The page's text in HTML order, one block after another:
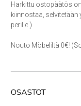
Harkittu ostopäätös on
kiinnostaa,
perille.)
Nouto Möbeliltä 0€!
OSASTOT